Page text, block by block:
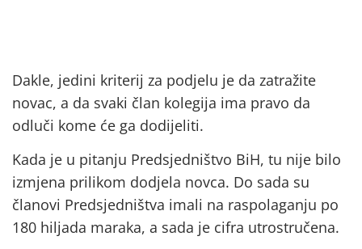
Dakle, jedini kriterij za podjelu je da zatražite
novac, a da svaki član kolegija ima pravo da
odluči kome će ga dodijeliti.
Kada je u pitanju Predsjedništvo BiH, tu nije bilo
izmjena prilikom dodjela novca. Do sada su
članovi Predsjedništva imali na raspolaganju po
180 hiljada maraka, a sada je cifra utrostručena.